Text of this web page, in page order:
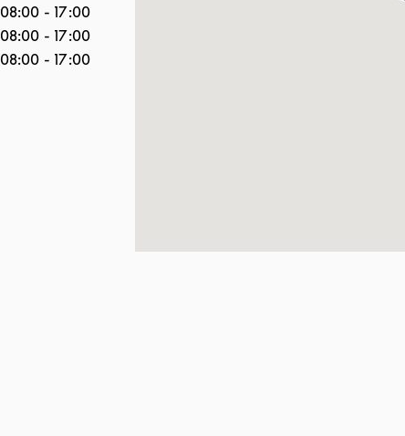
08:00 - 17:00
08:00 - 17:00
08:00 - 17:00